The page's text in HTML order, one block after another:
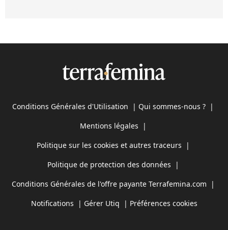
Conditions Générales d'Utilisation | Qui sommes-nous ? |
Mentions légales |
Politique sur les cookies et autres traceurs |
Politique de protection des données |
Conditions Générales de l'offre payante Terrafemina.com |
Notifications | Gérer Utiq | Préférences cookies